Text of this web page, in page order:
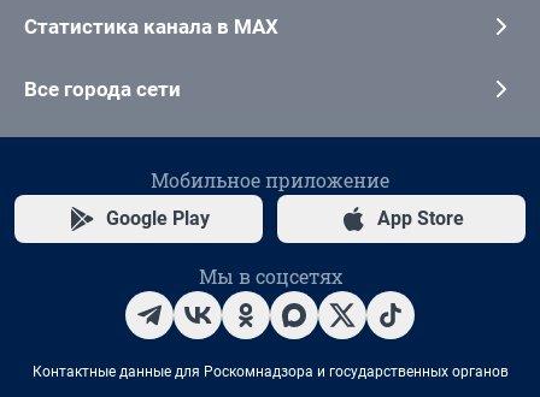
Статистика канала в MAX
Все города сети
Мобильное приложение
Google Play App Store
Мы в соцсетях
Контактные данные для Роскомнадзора и государственных органов